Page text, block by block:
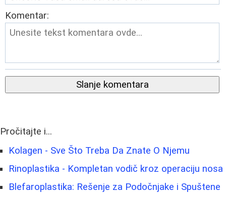
Komentar:
Slanje komentara
Pročitajte i...
Kolagen - Sve Što Treba Da Znate O Njemu
Rinoplastika - Kompletan vodič kroz operaciju nosa
Blefaroplastika: Rešenje za Podočnjake i Spuštene